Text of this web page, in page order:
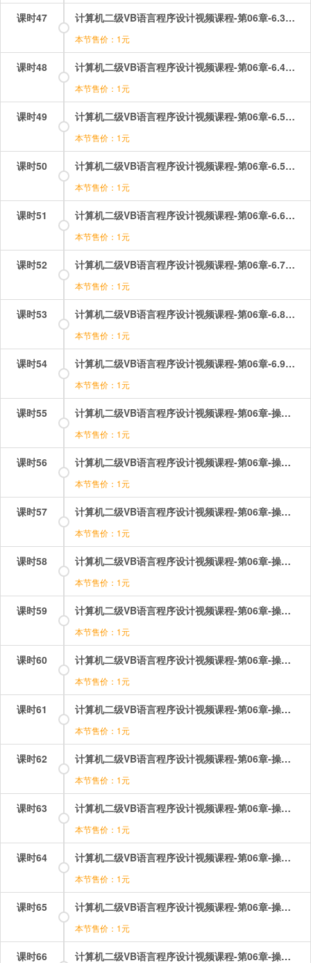
课时47 计算机二级VB语言程序设计视频课程-第06章-6.3按钮控件.mp4
本节售价：1元
课时48 计算机二级VB语言程序设计视频课程-第06章-6.4选择控件&u2014复选框和单选按钮.mp4
本节售价：1元
课时49 计算机二级VB语言程序设计视频课程-第06章-6.5选择控件&u2014列表框和组合框（1）.mp4
本节售价：1元
课时50 计算机二级VB语言程序设计视频课程-第06章-6.5选择控件&u2014列表框和组合框（2）.mp4
本节售价：1元
课时51 计算机二级VB语言程序设计视频课程-第06章-6.6滚动条.mp4
本节售价：1元
课时52 计算机二级VB语言程序设计视频课程-第06章-6.7计时器.mp4
本节售价：1元
课时53 计算机二级VB语言程序设计视频课程-第06章-6.8框架.mp4
本节售价：1元
课时54 计算机二级VB语言程序设计视频课程-第06章-6.9焦点和Tab顺序.mp4
本节售价：1元
课时55 计算机二级VB语言程序设计视频课程-第06章-操作：列表框和组合框的应用.mp4
本节售价：1元
课时56 计算机二级VB语言程序设计视频课程-第06章-操作：列表框的事件和方法.mp4
本节售价：1元
课时57 计算机二级VB语言程序设计视频课程-第06章-操作：列表框的属性1.mp4
本节售价：1元
课时58 计算机二级VB语言程序设计视频课程-第06章-操作：列表框的属性2.mp4
本节售价：1元
课时59 计算机二级VB语言程序设计视频课程-第06章-操作：单选按钮和复选框.mp4
本节售价：1元
课时60 计算机二级VB语言程序设计视频课程-第06章-操作：命令按钮及其基本操作.mp4
本节售价：1元
课时61 计算机二级VB语言程序设计视频课程-第06章-操作：图片框和图像框.mp4
本节售价：1元
课时62 计算机二级VB语言程序设计视频课程-第06章-操作：图片框和图像框的基础操作.mp4
本节售价：1元
课时63 计算机二级VB语言程序设计视频课程-第06章-操作：常用控件标签.mp4
本节售价：1元
课时64 计算机二级VB语言程序设计视频课程-第06章-操作：形状及其基本操作.mp4
本节售价：1元
课时65 计算机二级VB语言程序设计视频课程-第06章-操作：文本框的事件和方法.mp4
本节售价：1元
课时66 计算机二级VB语言程序设计视频课程-第06章-操作：文本框的属性1.mp4